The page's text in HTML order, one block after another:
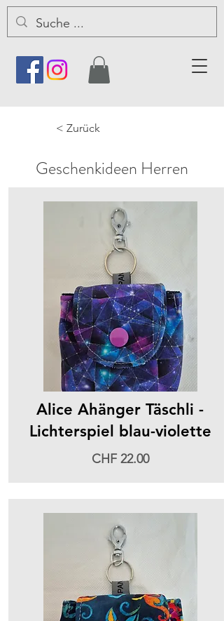
< Zurück
Geschenkideen Herren
Alice Ahänger Täschli -
Lichterspiel blau-violette
CHF 22.00